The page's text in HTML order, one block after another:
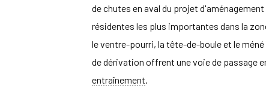
de chutes en aval du projet
résidentes les plus importantes dans la
le ventre-pourri, la tête-de-boule et le
de dérivation offrent une voie de passage
entraînement.